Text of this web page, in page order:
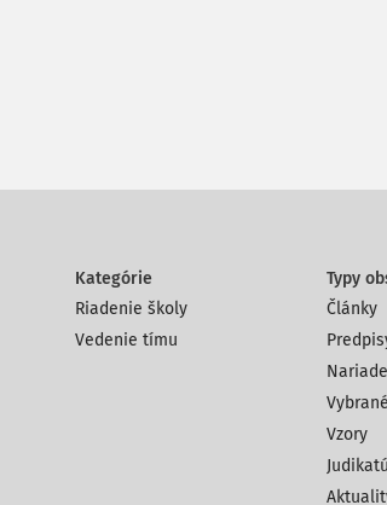
Kategórie
Riadenie školy
Vedenie tímu
Typy
Články
Vzory